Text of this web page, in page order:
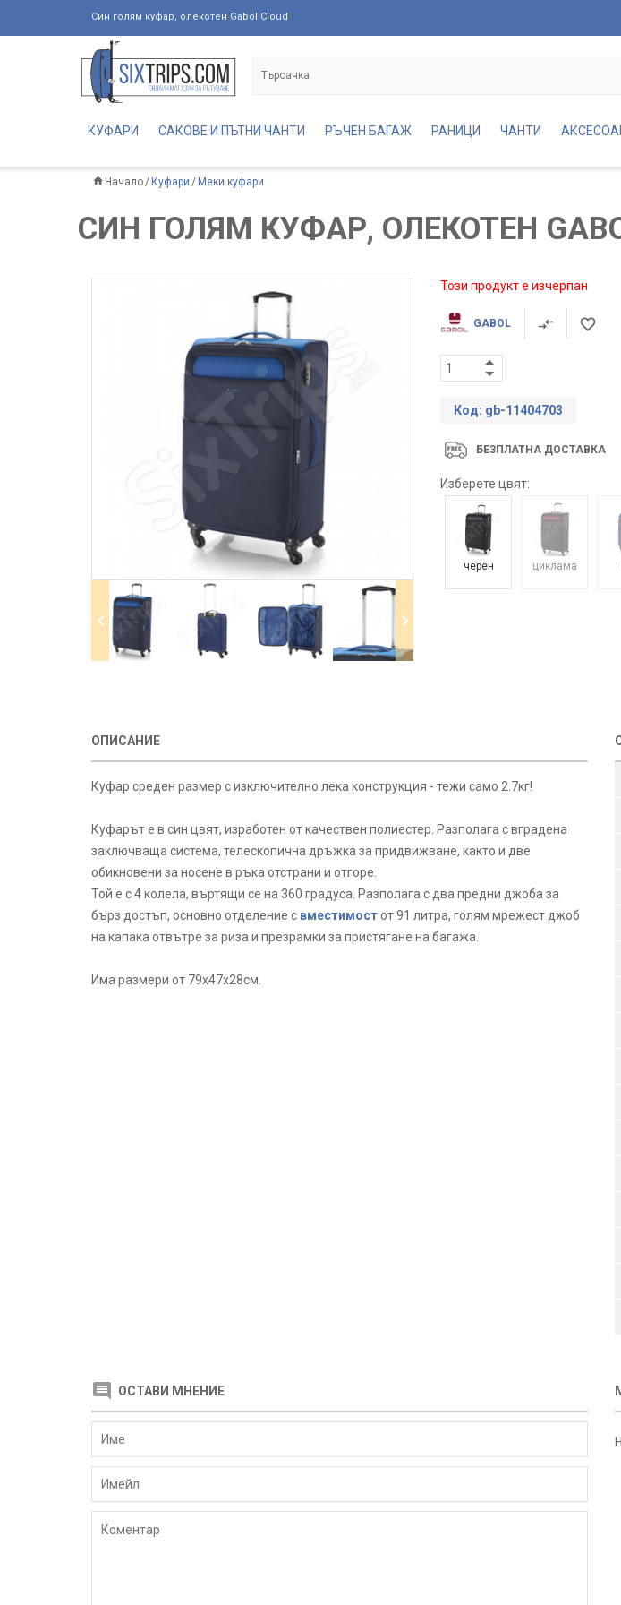
Син голям куфар, олекотен Gabol Cloud
КУФАРИ САКОВЕ И ПЪТНИ ЧАНТИ РЪЧЕН БАГАЖ РАНИЦИ ЧАНТИ
Начало Куфари Меки куфари
СИН ГОЛЯМ КУФАР, ОЛЕКОТЕН
Този продукт е изчерпан
GABOL
Код: gb-11404703
БЕЗПЛАТНА ДОСТАВКА
Изберете цвят:
черен циклама
ОПИСАНИЕ
Куфар среден размер с изключително лека конструкция - тежи само 2.7кг!
Куфарът е в син цвят, изработен от качествен полиестер. Разполага с вградена
заключваща система, телескопична дръжка за придвижване, както и две
обикновени за носене в ръка отстрани и отгоре.
Той е с 4 колела, въртящи се на 360 градуса. Разполага с два предни джоба за
бърз достъп, основно отделение с вместимостот 91 литра, голям мрежест джоб
на капака отвътре за риза и презрамки за пристягане на багажа.
Има размери от 79х47х28см.
ОСТАВИ МНЕНИЕ